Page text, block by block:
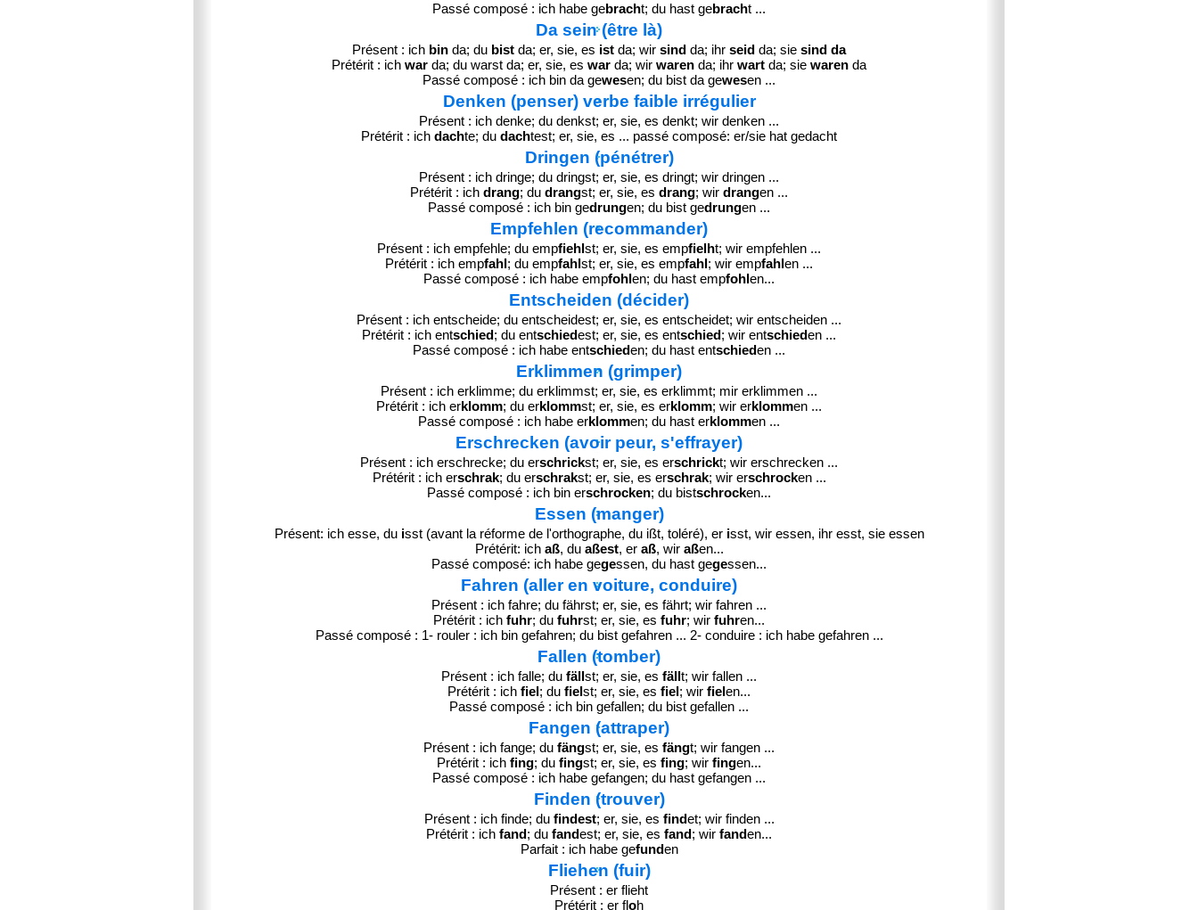
Passé composé : ich habe gebracht; du hast gebracht ...
Da sein (être là)
Présent : ich bin da; du bist da; er, sie, es ist da; wir sind da; ihr seid da; sie sind da
Prétérit : ich war da; du warst da; er, sie, es war da; wir waren da; ihr wart da; sie waren da
Passé composé : ich bin da gewesen; du bist da gewesen ...
Denken (penser) verbe faible irrégulier
Présent : ich denke; du denkst; er, sie, es denkt; wir denken ...
Prétérit : ich dachte; du dachtest; er, sie, es ... passé composé: er/sie hat gedacht
Dringen (pénétrer)
Présent : ich dringe; du dringst; er, sie, es dringt; wir dringen ...
Prétérit : ich drang; du drangst; er, sie, es drang; wir drangen ...
Passé composé : ich bin gedrungen; du bist gedrungen ...
Empfehlen (recommander)
Présent : ich empfehle; du empfiehlst; er, sie, es empfielht; wir empfehlen ...
Prétérit : ich empfahl; du empfahlst; er, sie, es empfahl; wir empfahlen ...
Passé composé : ich habe empfohlen; du hast empfohlen...
Entscheiden (décider)
Présent : ich entscheide; du entscheidest; er, sie, es entscheidet; wir entscheiden ...
Prétérit : ich entschied; du entschiedest; er, sie, es entschied; wir entschieden ...
Passé composé : ich habe entschieden; du hast entschieden ...
Erklimmen (grimper)
Présent : ich erklimme; du erklimmst; er, sie, es erklimmt; mir erklimmen ...
Prétérit : ich erklomm; du erklommst; er, sie, es erklomm; wir erklommen ...
Passé composé : ich habe erklommen; du hast erklommen ...
Erschrecken (avoir peur, s'effrayer)
Présent : ich erschrecke; du erschrickst; er, sie, es erschrickt; wir erschrecken ...
Prétérit : ich erschrak; du erschrakst; er, sie, es erschrak; wir erschrocken ...
Passé composé : ich bin erschrocken; du bistschrocken...
Essen (manger)
Présent: ich esse, du isst (avant la réforme de l'orthographe, du ißt, toléré), er isst, wir essen, ihr esst, sie essen
Prétérit: ich aß, du aßest, er aß, wir aßen...
Passé composé: ich habe gegessen, du hast gegessen...
Fahren (aller en voiture, conduire)
Présent : ich fahre; du fährst; er, sie, es fährt; wir fahren ...
Prétérit : ich fuhr; du fuhrst; er, sie, es fuhr; wir fuhren...
Passé composé : 1- rouler : ich bin gefahren; du bist gefahren ... 2- conduire : ich habe gefahren ...
Fallen (tomber)
Présent : ich falle; du fällst; er, sie, es fällt; wir fallen ...
Prétérit : ich fiel; du fielst; er, sie, es fiel; wir fielen...
Passé composé : ich bin gefallen; du bist gefallen ...
Fangen (attraper)
Présent : ich fange; du fängst; er, sie, es fängt; wir fangen ...
Prétérit : ich fing; du fingst; er, sie, es fing; wir fingen...
Passé composé : ich habe gefangen; du hast gefangen ...
Finden (trouver)
Présent : ich finde; du findest; er, sie, es findet; wir finden ...
Prétérit : ich fand; du fandest; er, sie, es fand; wir fanden...
Parfait : ich habe gefunden
Fliehen (fuir)
Présent : er flieht
Prétérit : er floh